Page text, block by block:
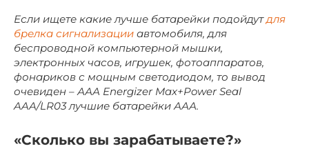
Если ищете какие лучше батарейки подойдутдля
брелка сигнализации автомобиля, для
беспроводной компьютерной мышки,
электронных часов, игрушек, фотоаппаратов,
фонариков с мощным светодиодом, то вывод
очевиден – ААА Energizer Max+Power Seal
AAA/LR03 лучшие батарейки ААА.
«Сколько вы зарабатываете?»